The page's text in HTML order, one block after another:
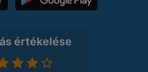
értékelése